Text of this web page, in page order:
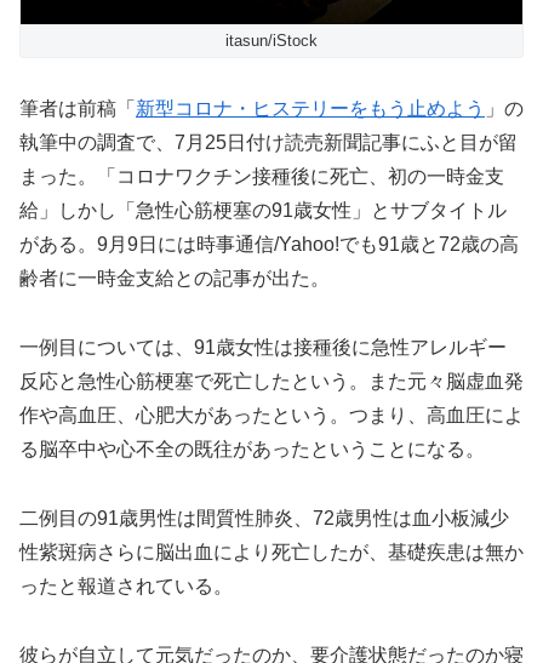
itasun/iStock
筆者は前稿「 新型コロナ・ヒステリーをもう止めよう 」の
執筆中の調査で、7月25日付け読売新聞記事にふと目が留
まった。「コロナワクチン接種後に死亡、初の一時金支
給」しかし「急性心筋梗塞の91歳女性」とサブタイトル
がある。9月9日には時事通信/Yahoo!でも91歳と72歳の高
齢者に一時金支給との記事が出た。
一例目については、91歳女性は接種後に急性アレルギー
反応と急性心筋梗塞で死亡したという。また元々脳虚血発
作や高血圧、心肥大があったという。つまり、高血圧によ
る脳卒中や心不全の既往があったということになる。
二例目の91歳男性は間質性肺炎、72歳男性は血小板減少
性紫斑病さらに脳出血により死亡したが、基礎疾患は無か
ったと報道されている。
彼らが自立して元気だったのか、要介護状態だったのか寝